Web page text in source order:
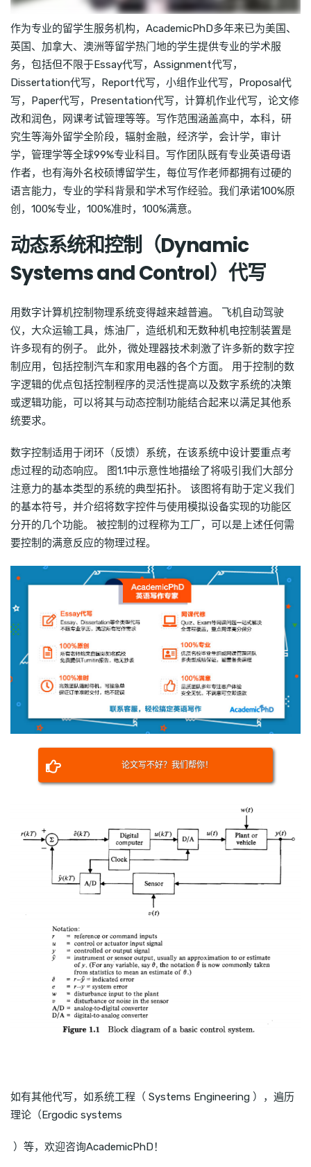
作为专业的留学生服务机构，AcademicPhD多年来已为美国、
英国、加拿大、澳洲等留学热门地的学生提供专业的学术服
务，包括但不限于Essay代写，Assignment代写，
Dissertation代写，Report代写，小组作业代写，Proposal代
写，Paper代写，Presentation代写，计算机作业代写，论文修
改和润色，网课考试管理等等。写作范围涵盖高中，本科，研
究生等海外留学全阶段，辐射金融，经济学，会计学，审计
学，管理学等全球99%专业科目。写作团队既有专业英语母语
作者，也有海外名校硕博留学生，每位写作老师都拥有过硬的
语言能力，专业的学科背景和学术写作经验。我们承诺100%原
创，100%专业，100%准时，100%满意。
动态系统和控制（Dynamic
Systems and Control） 代写
用数字计算机控制物理系统变得越来越普遍。 飞机自动驾驶
仪，大众运输工具，炼油厂，造纸机和无数种机电控制装置是
许多现有的例子。 此外，微处理器技术刺激了许多新的数字控
制应用，包括控制汽车和家用电器的各个方面。 用于控制的数
字逻辑的优点包括控制程序的灵活性提高以及数字系统的决策
或逻辑功能，可以将其与动态控制功能结合起来以满足其他系
统要求。
数字控制适用于闭环（反馈）系统，在该系统中设计要重点考
虑过程的动态响应。 图1.1中示意性地描绘了将吸引我们大部分
注意力的基本类型的系统的典型拓扑。 该图将有助于定义我们
的基本符号，并介绍将数字控件与使用模拟设备实现的功能区
分开的几个功能。 被控制的过程称为工厂，可以是上述任何需
要控制的满意反应的物理过程。
论文写不好？我们帮你！
如有其他代写，如系统工程（ Systems Engineering ），遍历
理论（Ergodic systems
）等，欢迎咨询AcademicPhD！